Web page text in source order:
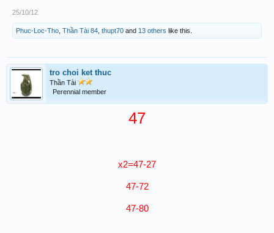
25/10/12
Phuc-Loc-Tho Thần Tài 84 thupt70 and 13 others like this.
tro choi ket thuc
Thần Tài
Perennial member
47
x2=47-27
47-72
47-80